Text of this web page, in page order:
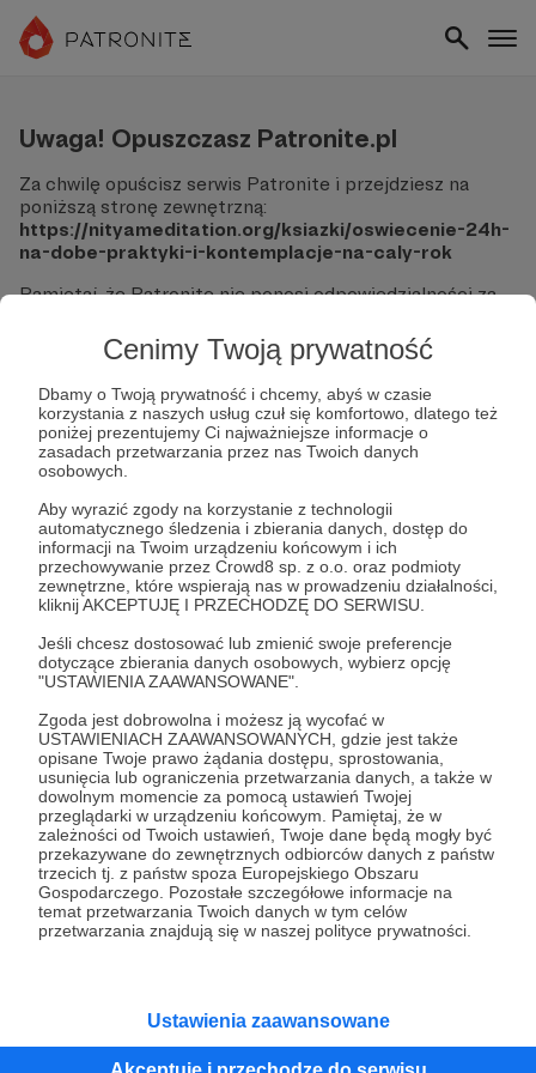
Cenimy Twoją prywatność
Dbamy o Twoją prywatność i chcemy, abyś w czasie
korzystania z naszych usług czuł się komfortowo, dlatego też
poniżej prezentujemy Ci najważniejsze informacje o
zasadach przetwarzania przez nas Twoich danych
osobowych.
Aby wyrazić zgody na korzystanie z technologii
automatycznego śledzenia i zbierania danych, dostęp do
informacji na Twoim urządzeniu końcowym i ich
przechowywanie przez Crowd8 sp. z o.o. oraz podmioty
zewnętrzne, które wspierają nas w prowadzeniu działalności,
kliknij AKCEPTUJĘ I PRZECHODZĘ DO SERWISU.
Jeśli chcesz dostosować lub zmienić swoje preferencje
dotyczące zbierania danych osobowych, wybierz opcję
"USTAWIENIA ZAAWANSOWANE".
Zgoda jest dobrowolna i możesz ją wycofać w
USTAWIENIACH ZAAWANSOWANYCH, gdzie jest także
opisane Twoje prawo żądania dostępu, sprostowania,
usunięcia lub ograniczenia przetwarzania danych, a także w
dowolnym momencie za pomocą ustawień Twojej
przeglądarki w urządzeniu końcowym. Pamiętaj, że w
zależności od Twoich ustawień, Twoje dane będą mogły być
przekazywane do zewnętrznych odbiorców danych z państw
trzecich tj. z państw spoza Europejskiego Obszaru
Gospodarczego. Pozostałe szczegółowe informacje na
temat przetwarzania Twoich danych w tym celów
przetwarzania znajdują się w naszej polityce prywatności.
Ustawienia zaawansowane
Uwaga! Opuszczasz Patronite.pl
Za chwilę opuścisz serwis Patronite i przejdziesz na
poniższą stronę zewnętrzną:
https://nityameditation.org/ksiazki/oswiecenie-24h-
na-dobe-praktyki-i-kontemplacje-na-caly-rok
Pamiętaj, że Patronite nie ponosi odpowiedzialności za
Nie podawaj swoich danych logowania ani informacji
Sprawdź dokładnie adres URL, zanim klikniesz przycisk
"Tak, przejdź do strony".
Jeśli masz wątpliwości, wróć do Patronite i zweryfikuj
link.
Czy na pewno chcesz kontynuować?
Tak, przejdź do strony
Pozostań na Patronite
Kategorie
O Patronite
Dodatkowe produkty
Pomoc
RegulaminPolityka prywatnościPatronite Commons